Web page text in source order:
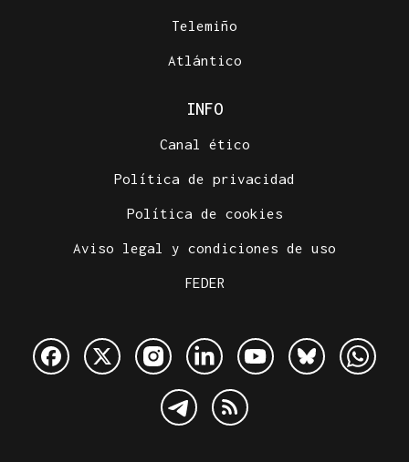
Telemiño
Atlántico
INFO
Canal ético
Política de privacidad
Política de cookies
Aviso legal y condiciones de uso
FEDER